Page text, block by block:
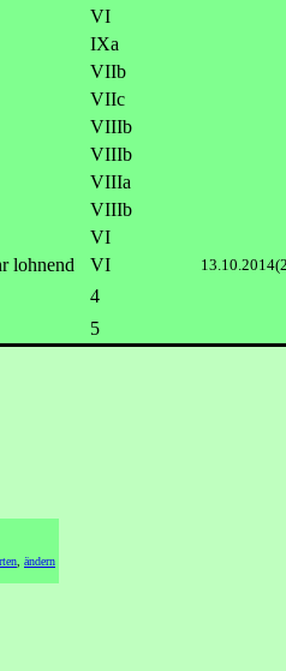
VI
IXa
VIIb
VIIc
VIIIb
VIIIb
VIIIa
VIIIb
VI
VI
4
5
, ändern